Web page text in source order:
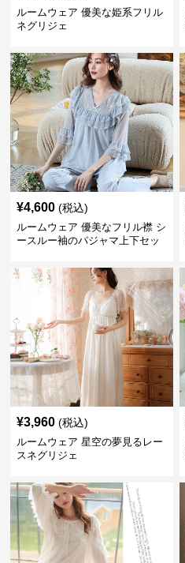
ルームウェア 優美な姫系フリル
ネグリジェ
¥4,600 (税込)
ルームウェア 優美なフリル襟 シ
ースルー袖のパジャマ上下セッ
¥3,960 (税込)
ルームウェア 星空の夢見るレー
スネグリジェ